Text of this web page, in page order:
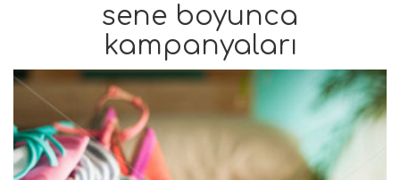
sene boyunca
kampanyaları